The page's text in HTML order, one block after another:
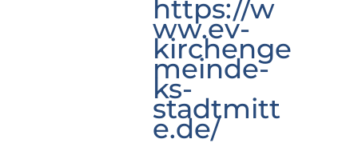
https://w
ww.ev-
kirchenge
meinde-
ks-
stadtmitt
e.de/